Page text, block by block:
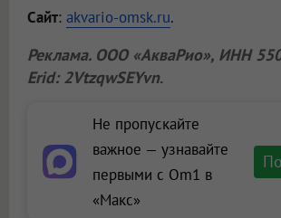
Сайт: akvario-omsk.ru.
Реклама. ООО «АкваРио», ИНН
Erid: 2VtzqwSEYvn.
Не пропускайте
важное — узнавайте
первыми с Om1 в
«Макс»